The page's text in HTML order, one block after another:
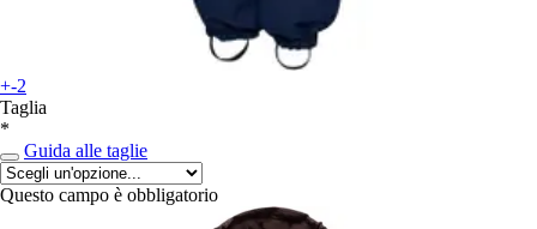
+-2
Taglia
*
Guida alle taglie
Questo campo è obbligatorio